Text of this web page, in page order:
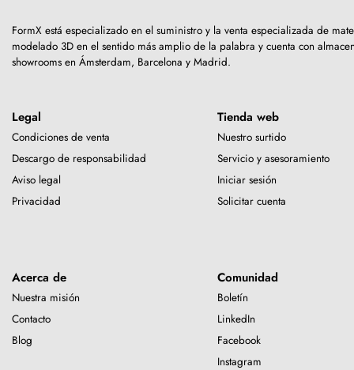
FormX está especializado en el suministro y la venta especializada de
modelado 3D en el sentido más amplio de la palabra y cuenta con
showrooms en Ámsterdam, Barcelona y Madrid.
Legal
Condiciones de venta
Descargo de responsabilidad
Aviso legal
Privacidad
Tienda web
Nuestro surtido
Servicio y asesoramiento
Iniciar sesión
Solicitar cuenta
Acerca de
Nuestra misión
Contacto
Blog
Comunidad
Boletín
LinkedIn
Facebook
Instagram